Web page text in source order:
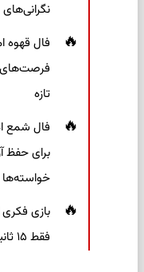
فرصت‌های
تازه
برای حفظ
خواسته‌ها
بازی
فقط ۱۵ ثانیه برای پیداکردنش وقت دارید